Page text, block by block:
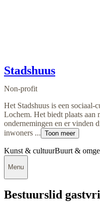
Stadshuus
Non-profit
Het Stadshuus is een sociaal-
Lochem. Het biedt plaats aan
ondernemingen en er vinden
inwoners ... Toon meer
Kunst & cultuurBuurt &
Menu
Bestuurslid